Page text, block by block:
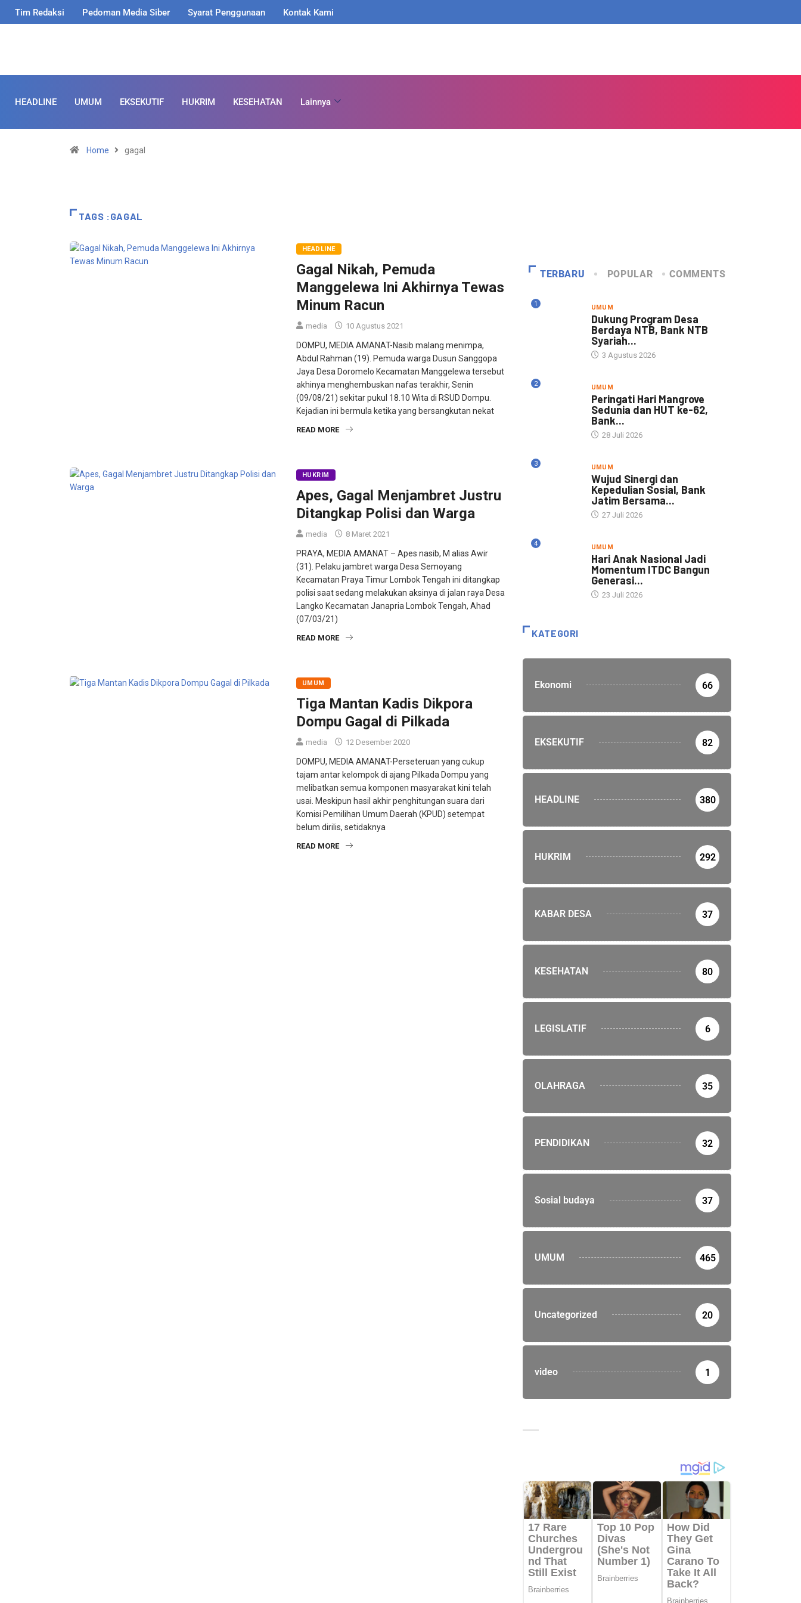
Tim Redaksi Pedoman Media Siber Syarat Penggunaan Kontak Kami
HEADLINE UMUM EKSEKUTIF HUKRIM KESEHATAN Lainnya
Home gagal
TAGS :GAGAL
HEADLINE
Gagal Nikah, Pemuda
Manggelewa Ini Akhirnya Tewas
Minum Racun
media 10 Agustus 2021
DOMPU, MEDIA AMANAT-Nasib malang menimpa,
Abdul Rahman (19). Pemuda warga Dusun Sanggopa
Jaya Desa Doromelo Kecamatan Manggelewa tersebut
akhinya menghembuskan nafas terakhir, Senin
(09/08/21) sekitar pukul 18.10 Wita di RSUD Dompu.
Kejadian ini bermula ketika yang bersangkutan nekat
READ MORE
HUKRIM
Apes, Gagal Menjambret Justru
Ditangkap Polisi dan Warga
media 8 Maret 2021
PRAYA, MEDIA AMANAT – Apes nasib, M alias Awir
(31). Pelaku jambret warga Desa Semoyang
Kecamatan Praya Timur Lombok Tengah ini ditangkap
polisi saat sedang melakukan aksinya di jalan raya Desa
Langko Kecamatan Janapria Lombok Tengah, Ahad
(07/03/21)
READ MORE
UMUM
Tiga Mantan Kadis Dikpora
Dompu Gagal di Pilkada
media 12 Desember 2020
DOMPU, MEDIA AMANAT-Perseteruan yang cukup
tajam antar kelompok di ajang Pilkada Dompu yang
melibatkan semua komponen masyarakat kini telah
usai. Meskipun hasil akhir penghitungan suara dari
Komisi Pemilihan Umum Daerah (KPUD) setempat
belum dirilis, setidaknya
READ MORE
TERBARU POPULAR COMMENTS
1 UMUM
Dukung Program Desa
Berdaya NTB, Bank NTB
Syariah...
3 Agustus 2026
2 UMUM
Peringati Hari Mangrove
Sedunia dan HUT ke-62,
Bank...
28 Juli 2026
3 UMUM
Wujud Sinergi dan
Kepedulian Sosial, Bank
Jatim Bersama...
27 Juli 2026
4 UMUM
Hari Anak Nasional Jadi
Momentum ITDC Bangun
Generasi...
23 Juli 2026
KATEGORI
Ekonomi 66
EKSEKUTIF 82
HEADLINE 380
HUKRIM 292
KABAR DESA 37
KESEHATAN 80
LEGISLATIF 6
OLAHRAGA 35
PENDIDIKAN 32
Sosial budaya 37
UMUM 465
Uncategorized 20
video 1